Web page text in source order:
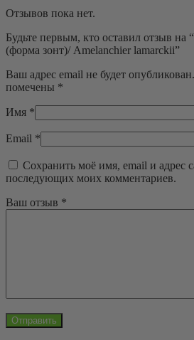
Отзывов пока нет.
Будьте первым, кто оставил отзыв на
(форма зонт)/ Amelanchier lamarckii”
Ваш адрес email не будет опубликован.
помечены *
Имя *
Email *
Сохранить моё имя, email и адрес
последующих моих комментариев.
Ваш отзыв *